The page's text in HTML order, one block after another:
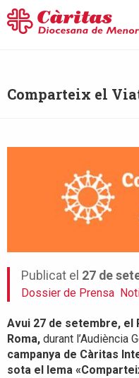
Comparteix el
Publicat el 27 de
Dossier de Prensa
Avui 27 de setembre, el
Roma, durant l’Audiència
campanya de Càritas
sota el lema